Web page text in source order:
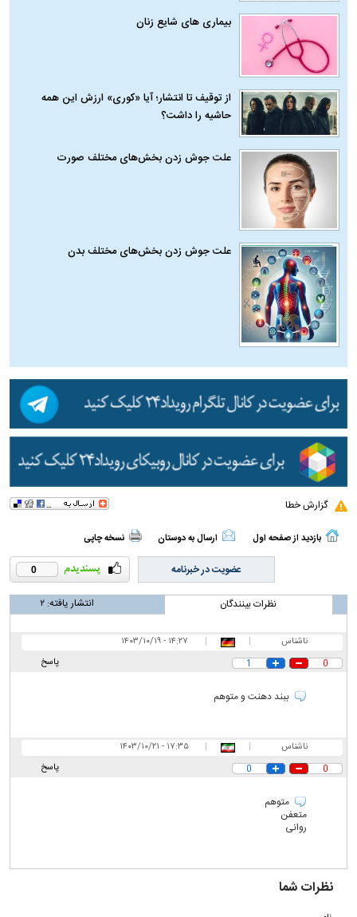
بیماری‌ های شایع زنان
از توقیف تا انتشار؛ آیا «کوری» ارزش این همه
حاشیه را داشت؟
علت جوش زدن بخش‌های مختلف صورت
علت جوش زدن بخش‌های مختلف بدن
گزارش خطا
بازدید از صفحه اول ارسال به دوستان نسخه چاپی
0 عضویت در خبرنامه
نظرات بینندگان انتشار یافته:۲
ناشناس |
|
۱۴:۲۷ - ۱۴۰۳/۱۰/۱۹
پاسخ
0
1
ببند دهنت و متوهم
ناشناس |
|
۱۷:۳۵ - ۱۴۰۳/۱۰/۲۱
پاسخ
0
0
متوهم
متعفن
روانی
نظرات شما